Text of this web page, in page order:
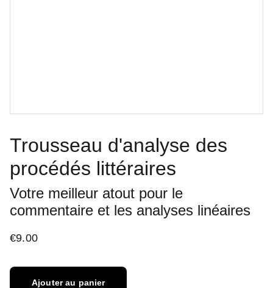
Trousseau d'analyse des
procédés littéraires
Votre meilleur atout pour le
commentaire et les analyses linéaires
€9.00
Ajouter au panier